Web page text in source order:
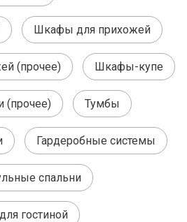
Шкафы для прихожей
(прочее) Шкафы-купе
(прочее) Тумбы
Гардеробные системы
спальни
гостиной